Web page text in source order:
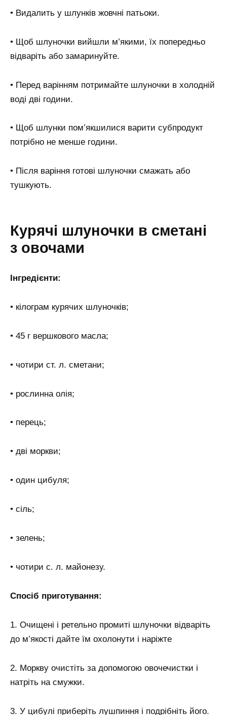
• Видалить у шлунків жовчні патьоки.
• Щоб шлуночки вийшли м’якими, їх попередньо
відваріть або замаринуйте.
• Перед варінням потримайте шлуночки в холодній
воді дві години.
• Щоб шлунки пом’якшилися варити субпродукт
потрібно не менше години.
• Після варіння готові шлуночки смажать або
тушкують.
Курячі шлуночки в сметані
з овочами
Інгредієнти:
• кілограм курячих шлуночків;
• 45 г вершкового масла;
• чотири ст. л. сметани;
• рослинна олія;
• перець;
• дві моркви;
• один цибуля;
• сіль;
• зелень;
• чотири с. л. майонезу.
Спосіб приготування:
1. Очищені і ретельно промиті шлуночки відваріть
до м’якості дайте їм охолонути і наріжте
2. Моркву очистіть за допомогою овочечистки і
натріть на смужки.
3. У цибулі приберіть лушпиння і подрібніть його.